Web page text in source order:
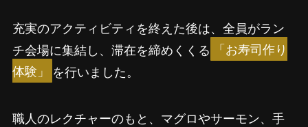
充実のアクティビティを終えた後は、全員がラン
チ会場に集結し、滞在を締めくくる
「お寿司作り
体験」
を行いました。
職人のレクチャーのもと、マグロやサーモン、手